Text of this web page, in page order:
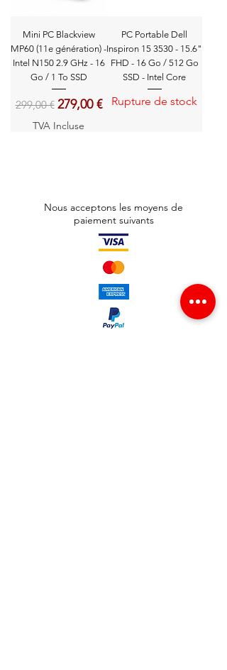
Mini PC Blackview
MP60 (11e génération) -
Intel N150 2.9 GHz - 16
Go / 1 To SSD
Prix original
299,00 € Prix promotionnel
279,00 €
TVA Incluse
PC Portable Dell
Inspiron 15 3530 - 15.6"
FHD - 16 Go / 512 Go
SSD - Intel Core
Rupture de stock
Nous acceptons les moyens de
paiement suivants